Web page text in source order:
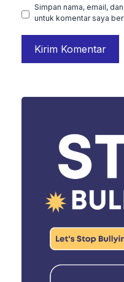
Simpan nama, email,
untuk komentar saya